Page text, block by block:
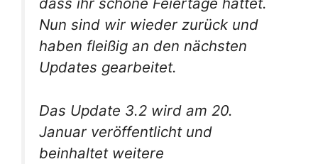
Nun sind wir wieder zurück und
haben fleißig an den nächsten
Updates gearbeitet.
Das Update 3.2 wird am 20.
Januar veröffentlicht und
beinhaltet weitere